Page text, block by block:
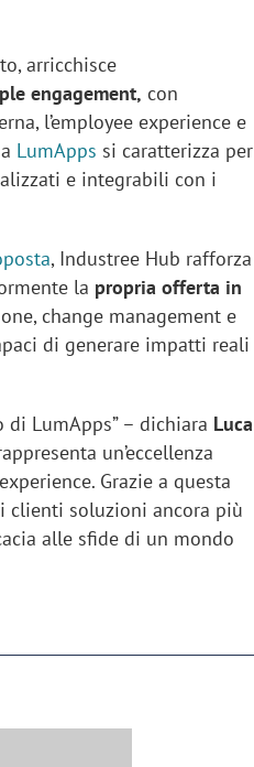
arricchisce
engagement, con
l’employee experience e
LumApps si caratterizza per
e integrabili con i
, Industree Hub rafforza
la propria offerta in
change management e
di generare impatti reali
LumApps” – dichiara Luca
un’eccellenza
Grazie a questa
clienti soluzioni ancora più
alle sfide di un mondo